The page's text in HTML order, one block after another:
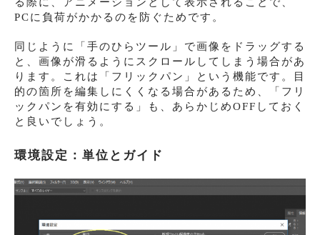
PCに負荷がかかるのを防ぐためです。
同じように「手のひらツール」で画像をドラッグする
と、画像が滑るようにスクロールしてしまう場合があ
ります。これは「フリックパン」という機能です。目
的の箇所を編集しにくくなる場合があるため、「フリ
ックパンを有効にする」も、あらかじめOFFしておく
と良いでしょう。
環境設定：単位とガイド